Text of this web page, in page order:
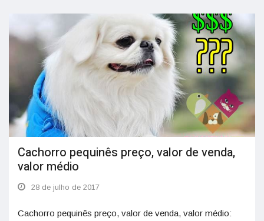
Cachorro pequinês preço, valor de venda,
valor médio
28 de julho de 2017
Cachorro pequinês preço, valor de venda, valor médio: